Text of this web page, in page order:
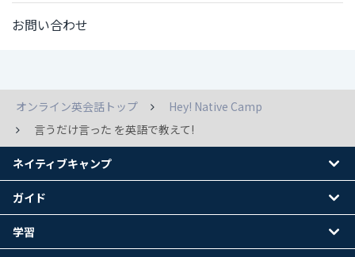
お問い合わせ
オンライン英会話トップ
Hey! Native Camp
言うだけ言った を英語で教えて!
ネイティブキャンプ
ガイド
学習